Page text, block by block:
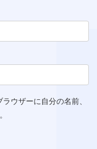
ウザーに自分の名前、